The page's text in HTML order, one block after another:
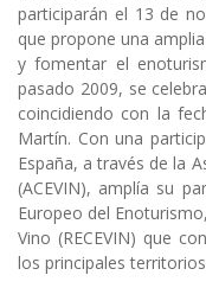
participarán el 13 de
que propone una
y fomentar el
pasado 2009, se
coincidiendo con la
Martín. Con una
España, a través de la
(ACEVIN), amplía su
Europeo del
Vino (RECEVIN) que
los principales